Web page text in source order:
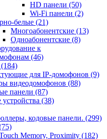
HD панели (50)
Wi-Fi панели (2)
белые (21)
Многоабонентские (13)
Одноабонентские (8)
к
(46)
(184)
для IP-домофонов (9)
видеодомофонов (88)
панели (87)
(38)
кодовые панели. (299)
Memory, Proximity (182)